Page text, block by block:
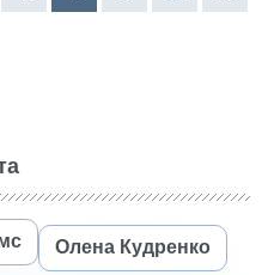
Олена Кудренко